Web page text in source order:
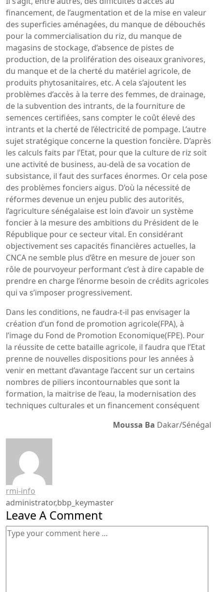
financement, de l’augmentation et de la mise en valeur
des superficies aménagées, du manque de débouchés
pour la commercialisation du riz, du manque de
magasins de stockage, d’absence de pistes de
production, de la prolifération des oiseaux granivores,
du manque et de la cherté du matériel agricole, de
produits phytosanitaires, etc. A cela s’ajoutent les
problèmes d’accès à la terre des femmes, de drainage,
de la subvention des intrants, de la fourniture de
semences certifiées, sans compter le coût élevé des
intrants et la cherté de l’électricité de pompage. L’autre
sujet stratégique concerne la question foncière. D’après
les calculs faits par l’Etat, pour que la culture de riz soit
une activité de business, au-delà de sa vocation de
subsistance, il faut des surfaces énormes. Or cela pose
des problèmes fonciers aigus. D’où la nécessité de
réformes devenue un enjeu public des autorités,
l’agriculture sénégalaise est loin d’avoir un système
foncier à la mesure des ambitions du Président de le
République pour ce secteur vital. En considérant
objectivement ses capacités financières actuelles, la
CNCA ne semble plus d’être en mesure de jouer son
rôle de pourvoyeur performant c’est à dire capable de
prendre en charge l’énorme besoin de crédits agricoles
qui va s’imposer progressivement.
Dans les conditions, ne faudra-t-il pas envisager la
création d’un fond de promotion agricole(FPA), à
l’image du Fond de Promotion Economique(FPE). Pour
la réussite de cette bataille agricole, il faudra que l’Etat
prenne de nouvelles dispositions pour les années à
venir en mettant d’avantage l’accent sur un certains
nombres de piliers incontournables que sont la
formation, la maitrise de l’eau, la modernisation des
techniques culturales et un financement conséquent
Moussa Ba Dakar/Sénégal
rmi-info
administrator,bbp_keymaster
Leave A Comment